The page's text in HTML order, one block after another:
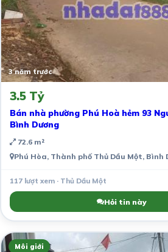
3 năm trước
3.5 Tỷ
Bán nhà phường Phú Hoà hẻm 93
Bình Dương
72.6 m²
Phú Hòa, Thành phố Thủ Dầu Một, Bình
117 lượt xem · Thủ Dầu Một
Hỏi tin này
Môi giới